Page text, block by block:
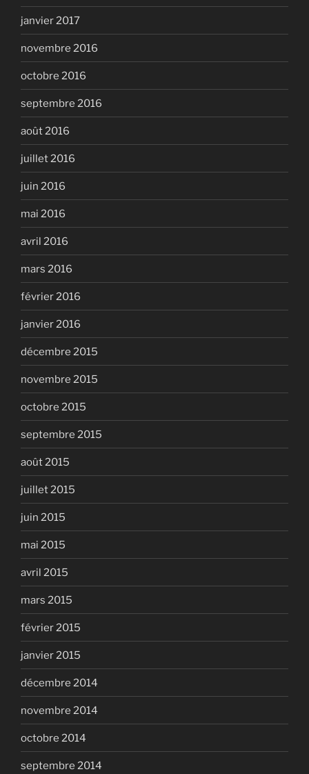
janvier 2017
novembre 2016
octobre 2016
septembre 2016
août 2016
juillet 2016
juin 2016
mai 2016
avril 2016
mars 2016
février 2016
janvier 2016
décembre 2015
novembre 2015
octobre 2015
septembre 2015
août 2015
juillet 2015
juin 2015
mai 2015
avril 2015
mars 2015
février 2015
janvier 2015
décembre 2014
novembre 2014
octobre 2014
septembre 2014